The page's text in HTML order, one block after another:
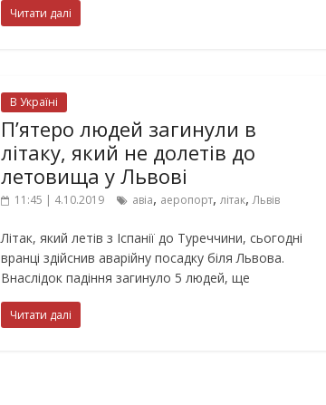
Читати далі
В Україні
П’ятеро людей загинули в
літаку, який не долетів до
летовища у Львові
11:45 | 4.10.2019 авіа, аеропорт,літак,Львів
Літак, який летів з Іспанії до Туреччини, сьогодні
вранці здійснив аварійну посадку біля Львова.
Внаслідок падіння загинуло 5 людей, ще
Читати далі